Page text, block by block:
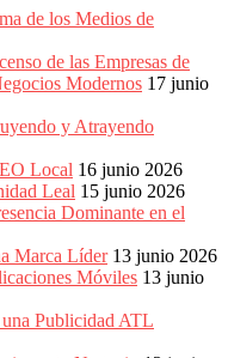
de los Medios de
de las Empresas de
Modernos 17 junio
y Atrayendo
Local 16 junio 2026
Leal 15 junio 2026
Dominante en el
Marca Líder 13 junio 2026
Móviles 13 junio
Publicidad ATL